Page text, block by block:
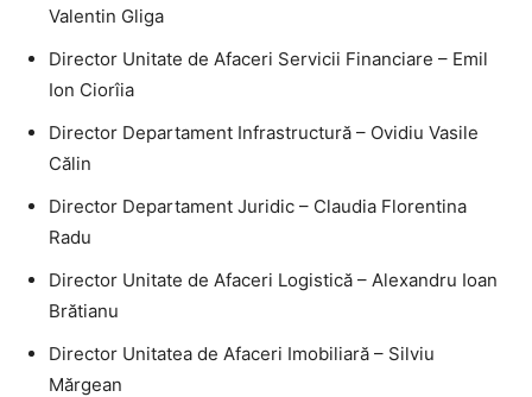
Valentin Gliga
Director Unitate de Afaceri Servicii Financiare – Emil
Ion Ciorîia
Director Departament Infrastructură – Ovidiu Vasile
Călin
Director Departament Juridic – Claudia Florentina
Radu
Director Unitate de Afaceri Logistică – Alexandru Ioan
Brătianu
Director Unitatea de Afaceri Imobiliară – Silviu
Mărgean